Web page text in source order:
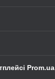
Prom.ua